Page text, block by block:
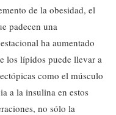
de la obesidad, el
padecen una
ha aumentado
los lípidos puede llevar a
como el músculo
a la insulina en estos
no sólo la